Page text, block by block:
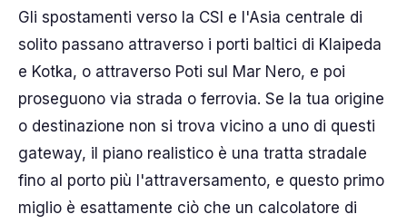
Gli spostamenti verso la CSI e l'Asia centrale di
solito passano attraverso i porti baltici di Klaipeda
e Kotka, o attraverso Poti sul Mar Nero, e poi
proseguono via strada o ferrovia. Se la tua origine
o destinazione non si trova vicino a uno di questi
gateway, il piano realistico è una tratta stradale
fino al porto più l'attraversamento, e questo primo
miglio è esattamente ciò che un calcolatore di